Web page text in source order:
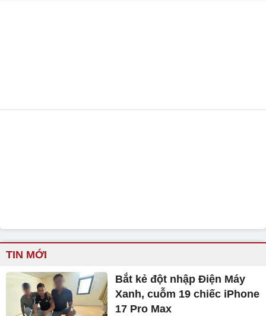
TIN MỚI
Bắt kẻ đột nhập Điện Máy
Xanh, cuỗm 19 chiếc iPhone
17 Pro Max